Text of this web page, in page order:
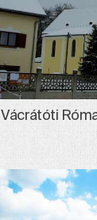
Vácrátóti